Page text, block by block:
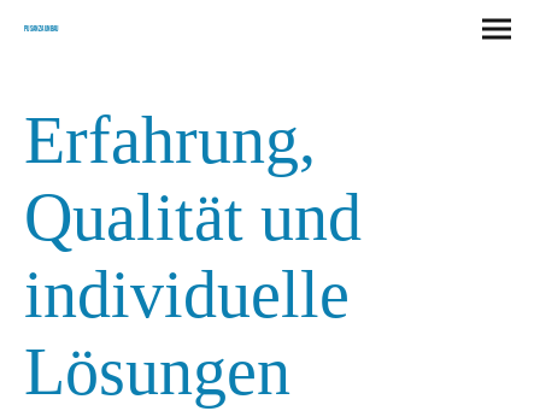
Pusan Zaunbau
Erfahrung,
Qualität und
individuelle
Lösungen